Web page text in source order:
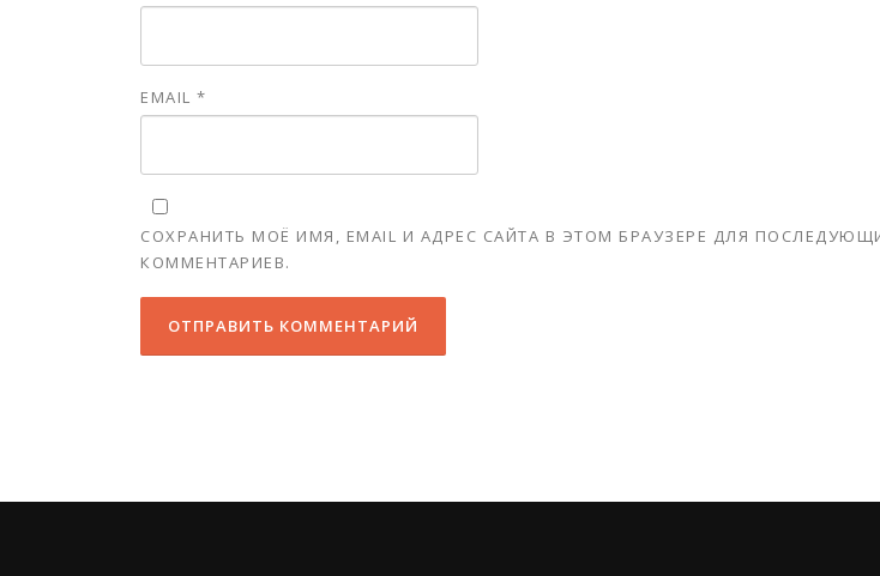
EMAIL *
СОХРАНИТЬ МОЁ ИМЯ, EMAIL И АДРЕС САЙТА В ЭТОМ БРАУЗЕРЕ ДЛЯ
КОММЕНТАРИЕВ.